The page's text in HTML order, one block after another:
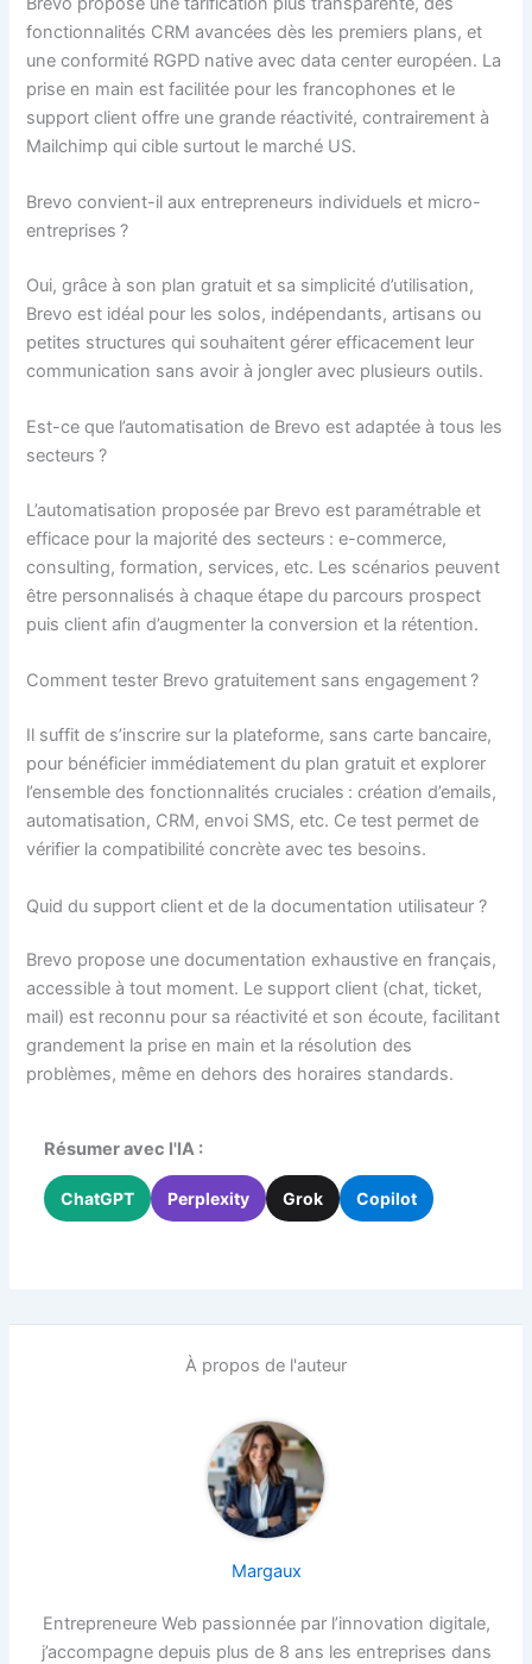
fonctionnalités CRM avancées dès les premiers plans, et
une conformité RGPD native avec data center européen. La
prise en main est facilitée pour les francophones et le
support client offre une grande réactivité, contrairement à
Mailchimp qui cible surtout le marché US.
Brevo convient-il aux entrepreneurs individuels et micro-
entreprises ?
Oui, grâce à son plan gratuit et sa simplicité d’utilisation,
Brevo est idéal pour les solos, indépendants, artisans ou
petites structures qui souhaitent gérer efficacement leur
communication sans avoir à jongler avec plusieurs outils.
Est-ce que l’automatisation de Brevo est adaptée à tous les
secteurs ?
L’automatisation proposée par Brevo est paramétrable et
efficace pour la majorité des secteurs : e-commerce,
consulting, formation, services, etc. Les scénarios peuvent
être personnalisés à chaque étape du parcours prospect
puis client afin d’augmenter la conversion et la rétention.
Comment tester Brevo gratuitement sans engagement ?
Il suffit de s’inscrire sur la plateforme, sans carte bancaire,
pour bénéficier immédiatement du plan gratuit et explorer
l’ensemble des fonctionnalités cruciales : création d’emails,
automatisation, CRM, envoi SMS, etc. Ce test permet de
vérifier la compatibilité concrète avec tes besoins.
Quid du support client et de la documentation utilisateur ?
Brevo propose une documentation exhaustive en français,
accessible à tout moment. Le support client (chat, ticket,
mail) est reconnu pour sa réactivité et son écoute, facilitant
grandement la prise en main et la résolution des
problèmes, même en dehors des horaires standards.
Résumer avec l'IA :
ChatGPT Perplexity Grok Copilot
À propos de l'auteur
Margaux
Entrepreneure Web passionnée par l’innovation digitale,
j’accompagne depuis plus de 8 ans les entreprises dans